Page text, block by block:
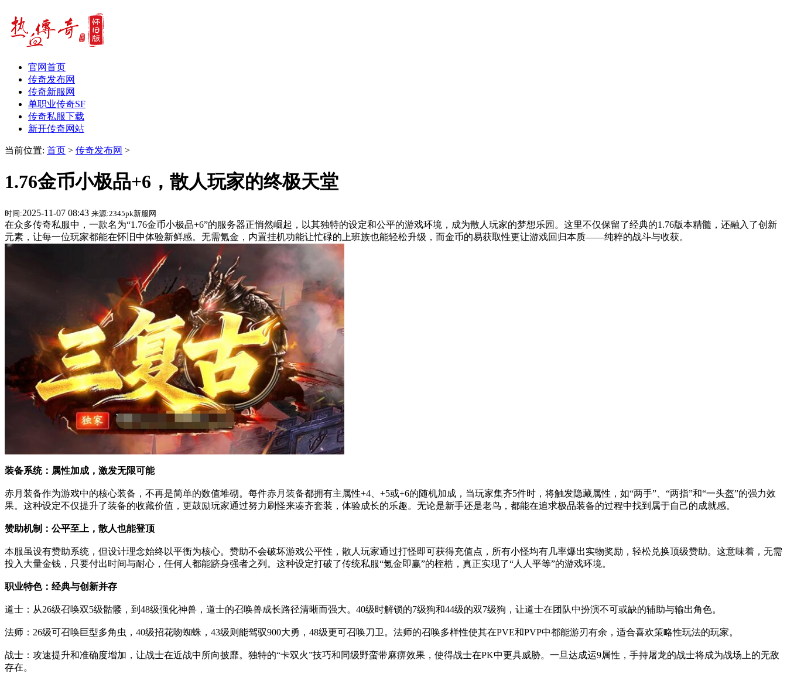
官网首页
传奇发布网
传奇新服网
单职业传奇SF
传奇私服下载
新开传奇网站
当前位置: 首页 > 传奇发布网 >
1.76金币小极品+6，散人玩家的终极天堂
时间:2025-11-07 08:43 来源:2345pk新服网
在众多传奇私服中，一款名为“1.76金币小极品+6”的服务器正悄然崛起，以其独特的设定和公平的游戏环境，成为散人玩家的梦想乐园。这里不仅保留了经典的1.76版本精髓，还融入了创新
元素，让每一位玩家都能在怀旧中体验新鲜感。无需氪金，内置挂机功能让忙碌的上班族也能轻松升级，而金币的易获取性更让游戏回归本质——纯粹的战斗与收获。
装备系统：属性加成，激发无限可能
赤月装备作为游戏中的核心装备，不再是简单的数值堆砌。每件赤月装备都拥有主属性+4、+5或+6的随机加成，当玩家集齐5件时，将触发隐藏属性，如“两手”、“两指”和“一头盔”的强力效
果。这种设定不仅提升了装备的收藏价值，更鼓励玩家通过努力刷怪来凑齐套装，体验成长的乐趣。无论是新手还是老鸟，都能在追求极品装备的过程中找到属于自己的成就感。
赞助机制：公平至上，散人也能登顶
本服虽设有赞助系统，但设计理念始终以平衡为核心。赞助不会破坏游戏公平性，散人玩家通过打怪即可获得充值点，所有小怪均有几率爆出实物奖励，轻松兑换顶级赞助。这意味着，无需
投入大量金钱，只要付出时间与耐心，任何人都能跻身强者之列。这种设定打破了传统私服“氪金即赢”的桎梏，真正实现了“人人平等”的游戏环境。
职业特色：经典与创新并存
道士：从26级召唤双5级骷髅，到48级强化神兽，道士的召唤兽成长路径清晰而强大。40级时解锁的7级狗和44级的双7级狗，让道士在团队中扮演不可或缺的辅助与输出角色。
法师：26级可召唤巨型多角虫，40级招花吻蜘蛛，43级则能驾驭900大勇，48级更可召唤刀卫。法师的召唤多样性使其在PVE和PVP中都能游刃有余，适合喜欢策略性玩法的玩家。
战士：攻速提升和准确度增加，让战士在近战中所向披靡。独特的“卡双火”技巧和同级野蛮带麻痹效果，使得战士在PK中更具威胁。一旦达成运9属性，手持屠龙的战士将成为战场上的无敌
存在。